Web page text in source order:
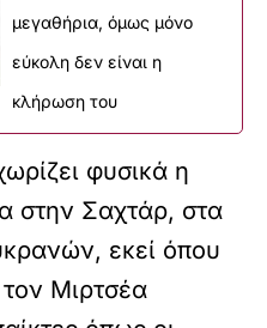
μεγαθήρια, όμως μόνο
εύκολη δεν είναι η
κλήρωση του
φυσικά η
στην Σαχτάρ, στα
εκεί όπου
Μιρτσέα